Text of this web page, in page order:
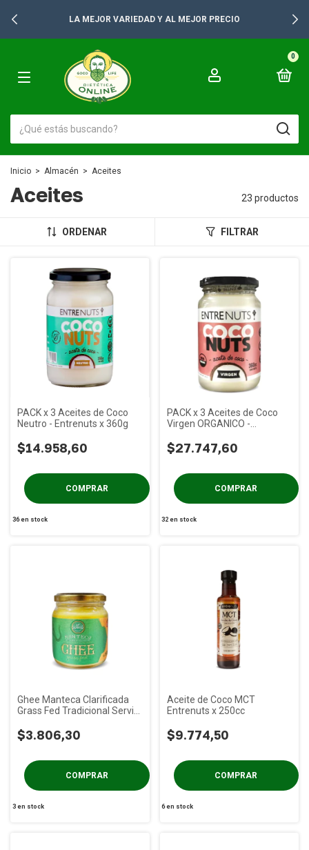
+2500 PRODUCTOS PARA TUS
0
Inicio > Almacén > Aceites
Aceites 23 productos
ORDENAR FILTRAR
PACK x 3 Aceites de Coco
Neutro - Entrenuts x 360g
$14.958,60
36en stock
PACK x 3 Aceites de Coco
Virgen ORGANICO -
$27.747,60
32 en stock
Ghee Manteca Clarificada
Grass Fed Tradicional Servio
$3.806,30
3en stock
Aceite de Coco MCT
Entrenuts x 250cc
$9.774,50
6en stock